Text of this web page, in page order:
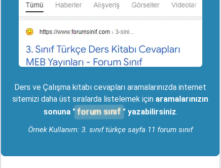
Ders ve Çalışma kitabı cevapları aramalarınızda internet
sitemizi daha üst sıralarda listelemek için aramalarınızın
sonuna " forum sınıf " yazabilirsiniz.
Örnek Kullanım: 3. sınıf türkçe sayfa 11 forum sınıf